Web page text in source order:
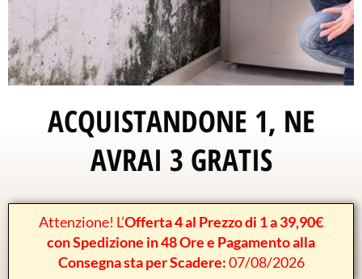
ACQUISTANDONE 1, NE
AVRAI 3 GRATIS
Attenzione! L’Offerta 4 al Prezzo di 1 a 39,90€
con Spedizione in 48 Ore e Pagamento alla
Consegna sta per Scadere:07/08/2026